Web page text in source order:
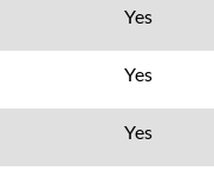
Yes
Yes
Yes